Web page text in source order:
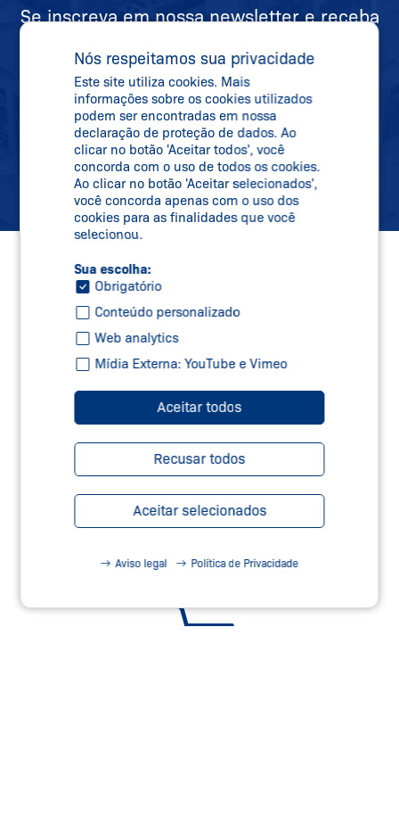
Se inscreva em nossa newsletter e receba
datas de feiras e novos produtos
diretamente na sua caixa de correio.
Inscreva-se
SERVIÇOS DE SEGURANÇA –
Saiba Mais
Nós respeitamos sua privacidade
Este site utiliza cookies. Mais
informações sobre os cookies utilizados
podem ser encontradas em nossa
declaração de proteção de dados. Ao
clicar no botão 'Aceitar todos', você
concorda com o uso de todos os cookies.
Ao clicar no botão 'Aceitar selecionados',
você concorda apenas com o uso dos
cookies para as finalidades que você
selecionou.
Sua escolha:
Obrigatório
Conteúdo personalizado
Web analytics
Mídia Externa: YouTube e Vimeo
Aceitar todos
Recusar todos
Aceitar selecionados
Aviso legal Política de Privacidade